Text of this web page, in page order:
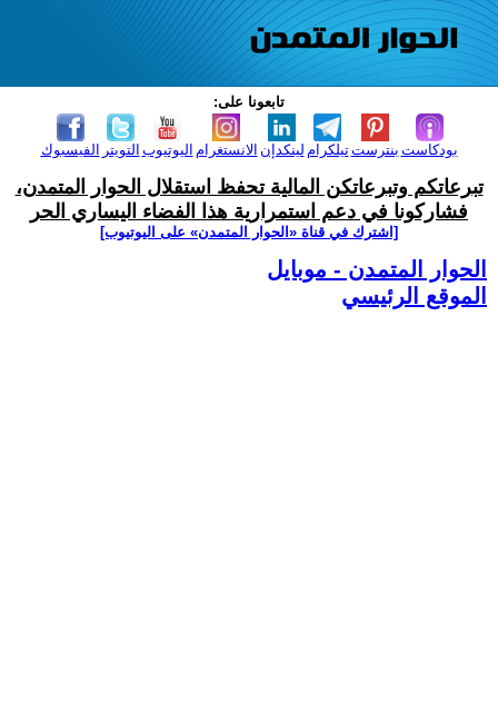
تابعونا على:
الفيسبوك التويتر اليوتيوب الانستغرام لينكدإن تيلكرامبنترست بودكاست
تبرعاتكم وتبرعاتكن المالية تحفظ استقلال الحوار المتمدن،
فشاركونا في دعم استمرارية هذا الفضاء اليساري الحر
[اشترك في قناة ‫«الحوار المتمدن» على اليوتيوب]
الحوار المتمدن - موبايل
الموقع الرئيسي